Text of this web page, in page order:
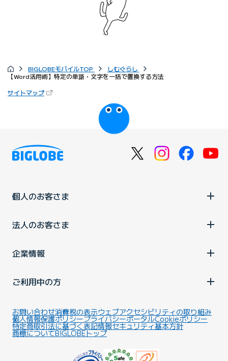
BIGLOBEモバイルTOP
しむぐらし
【Word活用術】特定の単語・文字を一括で置換する方法
サイトマップ
個人のお客さま
法人のお客さま
企業情報
ご利用中の方
お問い合わせ消費税の表示ウェブアクセシビリティの取り組み
個人情報保護ポリシープライバシーポータルCookieポリシー
特定商取引法に基づく表記情報セキュリティ基本方針
商標についてBIGLOBEトップ